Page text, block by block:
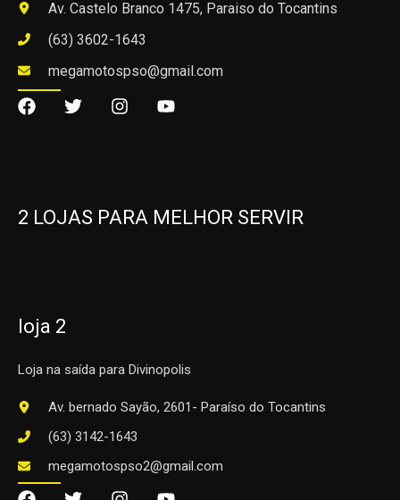
Av. Castelo Branco 1475, Paraiso do Tocantins
(63) 3602-1643
megamotospso@gmail.com
2 LOJAS PARA MELHOR SERVIR
loja 2
Loja na saída para Divinopolis
Av. bernado Sayão, 2601- Paraíso do Tocantins
(63) 3142-1643
megamotospso2@gmail.com